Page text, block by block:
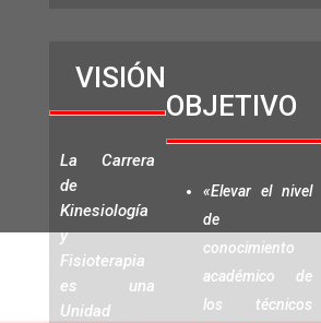
VISIÓN
La Carrera
de
Kinesiología
y
Fisioterapia
es una
Unidad
OBJETIVO
«Elevar el nivel
de
conocimiento
académico de
los técnicos